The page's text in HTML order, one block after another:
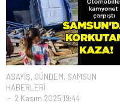
ASAYİŞ, GÜNDEM, SAMSUN
HABERLERİ
2 Kasım 2025 19:44